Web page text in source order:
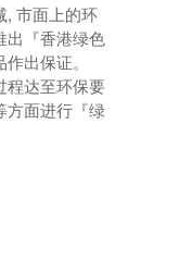
, 市面上的环
出『香港绿色
出保证。
程达至环保要
方面进行『绿